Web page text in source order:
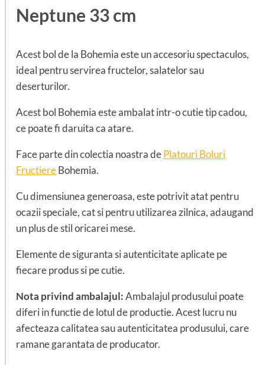
Neptune 33 cm
Acest bol de la Bohemia este un accesoriu spectaculos,
ideal pentru servirea fructelor, salatelor sau
deserturilor.
Acest bol Bohemia este ambalat intr-o cutie tip cadou,
ce poate fi daruita ca atare.
Face parte din colectia noastra dePlatouri Boluri
FructiereBohemia.
Cu dimensiunea generoasa, este potrivit atat pentru
ocazii speciale, cat si pentru utilizarea zilnica, adaugand
un plus de stil oricarei mese.
Elemente de siguranta si autenticitate aplicate pe
fiecare produs si pe cutie.
Nota privind ambalajul:Ambalajul produsului poate
diferi in functie de lotul de productie. Acest lucru nu
afecteaza calitatea sau autenticitatea produsului, care
ramane garantata de producator.